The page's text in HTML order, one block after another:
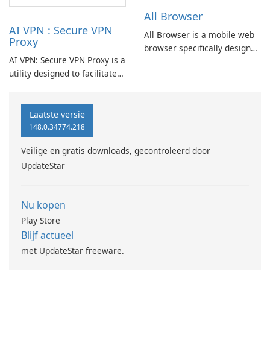
through cutting-edge
AI VPN : Secure VPN
Proxy
AI VPN: Secure VPN Proxy is a
utility designed to facilitate
application offers a one-click
connection process that
ensures a stable and reliable
VPN experience while
safeguarding user …
All Browser
All Browser is a mobile web
browser specifically designed
Laatste versie
148.0.34774.218
Veilige en gratis downloads, gecontroleerd door
UpdateStar
Nu kopen
Play Store
Blijf actueel
met UpdateStar freeware.